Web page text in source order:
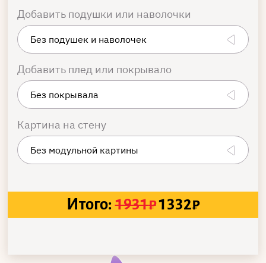
Добавить подушки или наволочки
Добавить плед или покрывало
Картина на стену
Итого: 1931₽1332₽